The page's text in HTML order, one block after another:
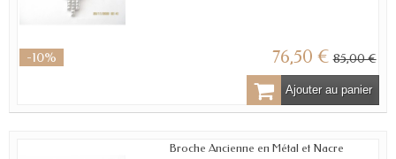
-10% 76,50 € 85,00 €
Ajouter au panier
Broche Ancienne en Métal et Nacre